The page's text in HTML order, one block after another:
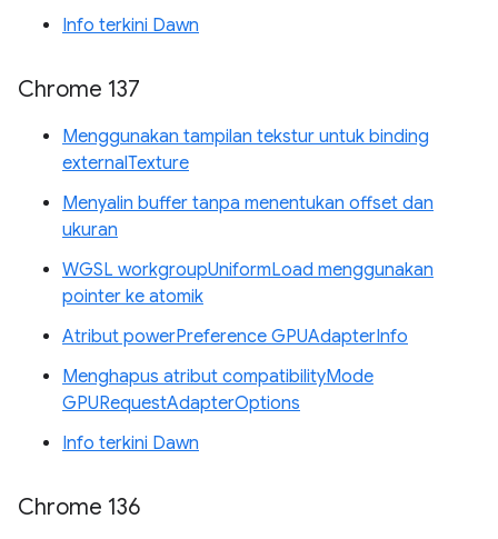
Info terkini Dawn
Chrome 137
Menggunakan tampilan tekstur untuk binding
externalTexture
Menyalin buffer tanpa menentukan offset dan
ukuran
WGSL workgroupUniformLoad menggunakan
pointer ke atomik
Atribut powerPreference GPUAdapterInfo
Menghapus atribut compatibilityMode
GPURequestAdapterOptions
Info terkini Dawn
Chrome 136